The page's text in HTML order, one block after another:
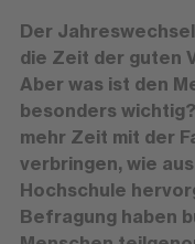
Der
die Zeit der guten
Aber was ist den
besonders
mehr Zeit mit der
verbringen, wie
Hochschule
Befragung haben